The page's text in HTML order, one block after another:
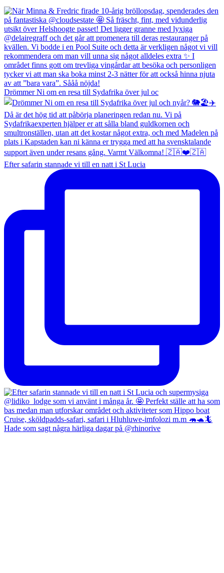
Drömmer Ni om en resa till Sydafrika över jul oc
Efter safarin stannade vi till en natt i St Lucia
Hade som sagt några härliga dagar på @rhinorive